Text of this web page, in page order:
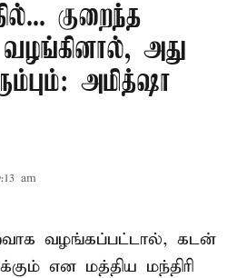
குறைந்த
அது
அமித்ஷா
am
வழங்கப்பட்டால், கடன்
என மத்திய மந்திரி